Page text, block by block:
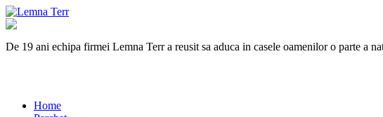
De 19 ani echipa firmei Lemna Terr a reusit sa aduca in casele oamenilor o parte a
Home